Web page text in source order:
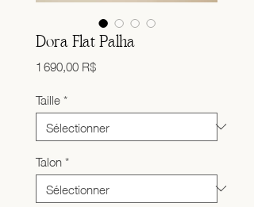
Dora Flat Palha
1 690,00 R$Prix
Taille*
Talon*